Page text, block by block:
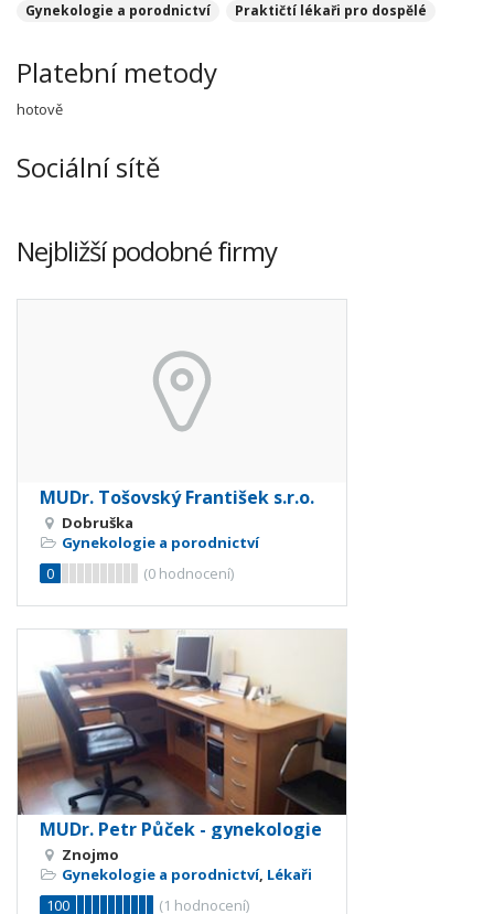
Gynekologie a porodnictví Praktičtí lékaři pro dospělé
Platební metody
hotově
Sociální sítě
Nejbližší podobné firmy
MUDr. Tošovský František s.r.o.
Dobruška
Gynekologie a porodnictví
0
(0 hodnocení)
MUDr. Petr Půček - gynekologie
Znojmo
Gynekologie a porodnictví, Lékaři
100
(1 hodnocení)